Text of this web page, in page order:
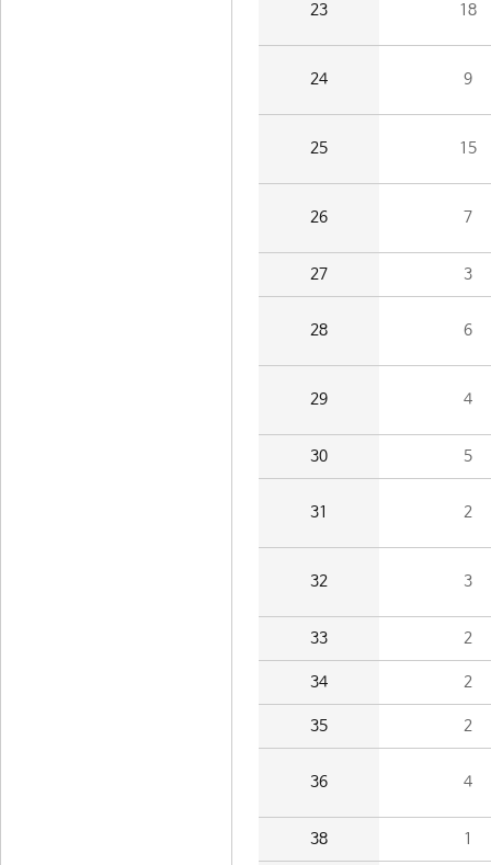
23 18
24 9
25 15
26 7
27 3
28 6
29 4
30 5
31 2
32 3
33 2
34 2
35 2
36 4
38 1